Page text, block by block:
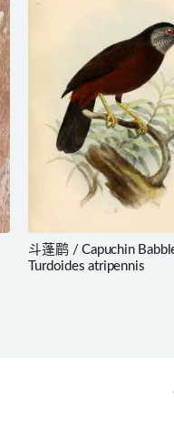
斗蓬鹛 / Capuchin
Turdoides atripennis